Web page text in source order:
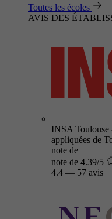
Toutes les écoles
AVIS DES
INSA Toulouse
appliquées de
note de
note de 4.39/5
4.4 — 57 avis